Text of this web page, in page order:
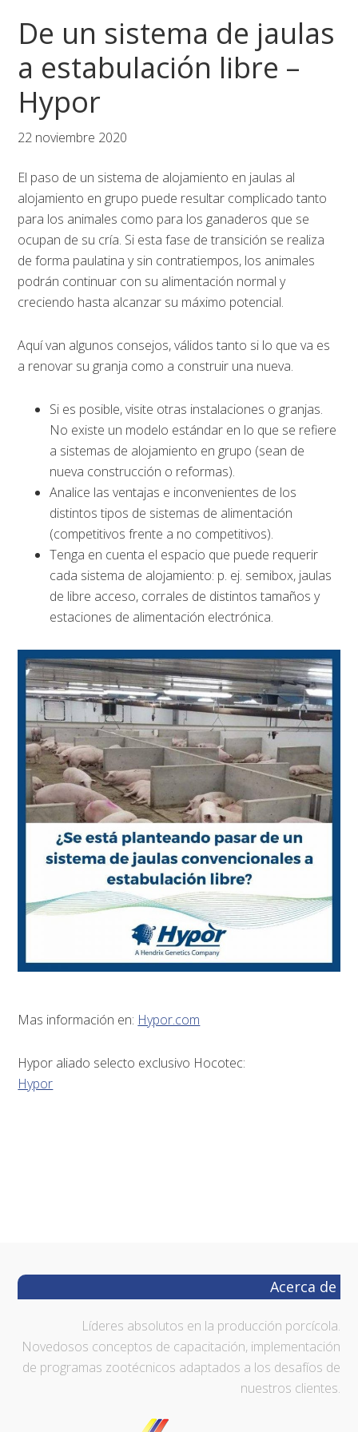
navegación
principal
principal
página
De un sistema de jaulas
a estabulación libre –
Hypor
22 noviembre 2020
El paso de un sistema de alojamiento en jaulas al
alojamiento en grupo puede resultar complicado tanto
para los animales como para los ganaderos que se
ocupan de su cría. Si esta fase de transición se realiza
de forma paulatina y sin contratiempos, los animales
podrán continuar con su alimentación normal y
creciendo hasta alcanzar su máximo potencial.
Aquí van algunos consejos, válidos tanto si lo que va es
a renovar su granja como a construir una nueva.
Si es posible, visite otras instalaciones o granjas.
No existe un modelo estándar en lo que se refiere
a sistemas de alojamiento en grupo (sean de
nueva construcción o reformas).
Analice las ventajas e inconvenientes de los
distintos tipos de sistemas de alimentación
(competitivos frente a no competitivos).
Tenga en cuenta el espacio que puede requerir
cada sistema de alojamiento: p. ej. semibox, jaulas
de libre acceso, corrales de distintos tamaños y
estaciones de alimentación electrónica.
Mas información en: Hypor.com
Hypor aliado selecto exclusivo Hocotec:
Hypor
Footer Acerca de
Líderes absolutos en la producción porcícola.
Novedosos conceptos de capacitación, implementación
de programas zootécnicos adaptados a los desafíos de
nuestros clientes.